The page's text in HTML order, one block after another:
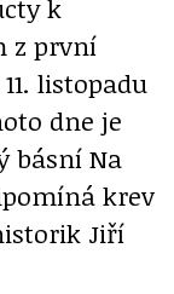
k
z první
listopadu
dne je
básní Na
krev
Jiří